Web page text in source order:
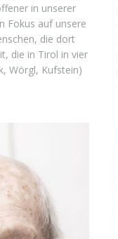
in unserer
Fokus auf unsere
die dort
die in Tirol in vier
Wörgl, Kufstein)